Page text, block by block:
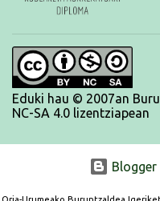
Eduki hau © 2007an
NC-SA 4.0 lizentziapean